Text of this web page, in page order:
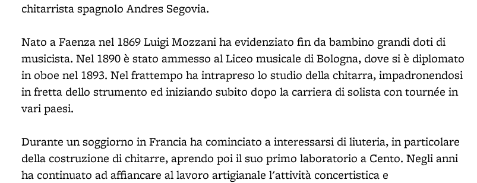
chitarrista spagnolo Andres Segovia.
Nato a Faenza nel 1869 Luigi Mozzani ha evidenziato fin da bambino grandi doti di
musicista. Nel 1890 è stato ammesso al Liceo musicale di Bologna, dove si è diplomato
in oboe nel 1893. Nel frattempo ha intrapreso lo studio della chitarra, impadronendosi
in fretta dello strumento ed iniziando subito dopo la carriera di solista con tournée in
vari paesi.
Durante un soggiorno in Francia ha cominciato a interessarsi di liuteria, in particolare
della costruzione di chitarre, aprendo poi il suo primo laboratorio a Cento. Negli anni
ha continuato ad affiancare al lavoro artigianale l'attività concertistica e